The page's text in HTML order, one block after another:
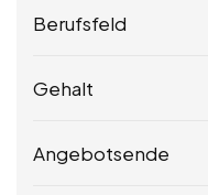
Berufsfeld
Gehalt
Angebotsende